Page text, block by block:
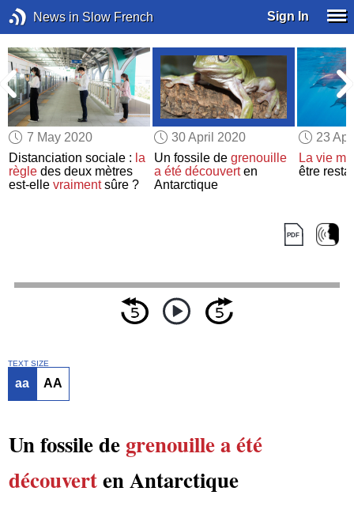
News in Slow French Sign In
7 May 2020
Distanciation sociale : la
règle des deux mètres
est-ellevraimentsûre ?
30 April 2020
Un fossile de grenouille
a été découverten
Antarctique
23
La vie
être
TEXT SIZE
aa AA
Un fossile de grenouillea été
découverten Antarctique